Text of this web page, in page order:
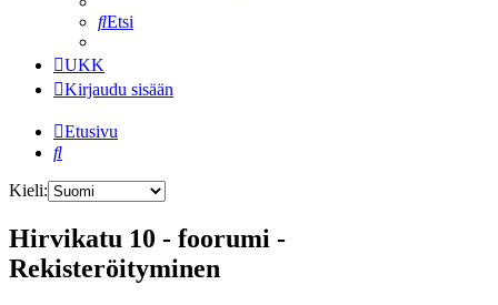
Etsi
UKK
Kirjaudu sisään
Etusivu
Etsi
Kieli:
Hirvikatu 10 - foorumi -
Rekisteröityminen